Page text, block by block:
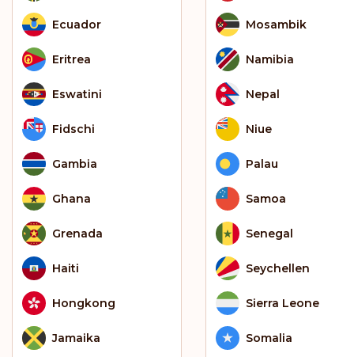
Ecuador
Eritrea
Eswatini
Fidschi
Gambia
Ghana
Grenada
Haiti
Hongkong
Jamaika
Mosambik
Namibia
Nepal
Niue
Palau
Samoa
Senegal
Seychellen
Sierra Leone
Somalia